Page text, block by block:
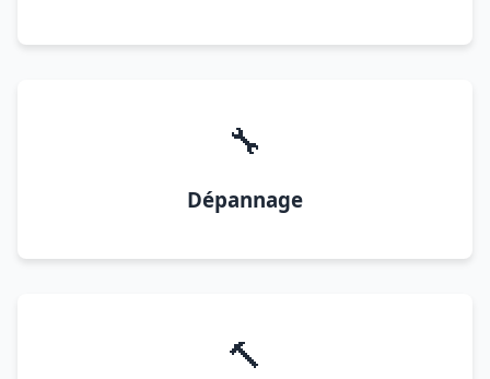
🔧
Dépannage
🔨